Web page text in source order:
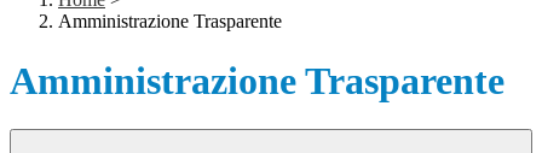
Amministrazione Trasparente
Amministrazione Trasparente